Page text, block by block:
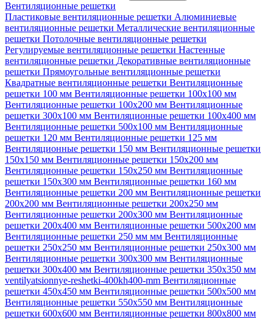
Вентиляционные решетки
Пластиковые вентиляционные решетки Алюминиевые
вентиляционные решетки Металлические вентиляционные
решетки Потолочные вентиляционные решетки
Регулируемые вентиляционные решетки Настенные
вентиляционные решетки Декоративные вентиляционные
решетки Прямоугольные вентиляционные решетки
Квадратные вентиляционные решетки Вентиляционные
решетки 100 мм Вентиляционные решетки 100х100 мм
Вентиляционные решетки 100х200 мм Вентиляционные
решетки 300х100 мм Вентиляционные решетки 100х400 мм
Вентиляционные решетки 500х100 мм Вентиляционные
решетки 120 мм Вентиляционные решетки 125 мм
Вентиляционные решетки 150 мм Вентиляционные решетки
150х150 мм Вентиляционные решетки 150х200 мм
Вентиляционные решетки 150х250 мм Вентиляционные
решетки 150х300 мм Вентиляционные решетки 160 мм
Вентиляционные решетки 200 мм Вентиляционные решетки
200х200 мм Вентиляционные решетки 200х250 мм
Вентиляционные решетки 200х300 мм Вентиляционные
решетки 200х400 мм Вентиляционные решетки 500х200 мм
Вентиляционные решетки 250 мм мм Вентиляционные
решетки 250х250 мм Вентиляционные решетки 250х300 мм
Вентиляционные решетки 300х300 мм Вентиляционные
решетки 300х400 мм Вентиляционные решетки 350х350 мм
ventilyatsionnye-reshetki-400kh400-mm Вентиляционные
решетки 450х450 мм Вентиляционные решетки 500х500 мм
Вентиляционные решетки 550х550 мм Вентиляционные
решетки 600х600 мм Вентиляционные решетки 800х800 мм